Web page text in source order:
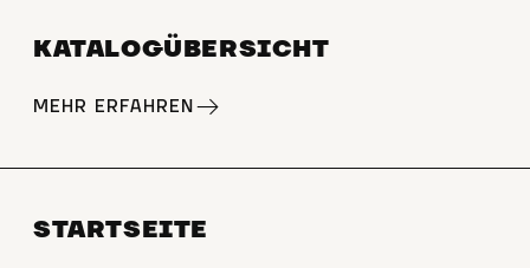
KATALOGÜBERSICHT
MEHR ERFAHREN
STARTSEITE